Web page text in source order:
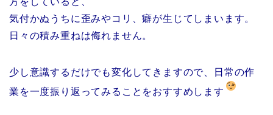
気付かぬうちに歪みやコリ、癖が生じてしまいます。
日々の積み重ねは侮れません。
少し意識するだけでも変化してきますので、日常の作
業を一度振り返ってみることをおすすめします